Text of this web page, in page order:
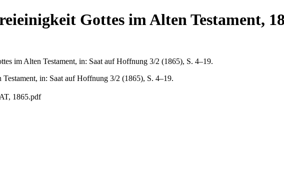
Gottes im Alten Testament,
im Alten Testament, in: Saat auf Hoffnung 3/2 (1865), S. 4–19.
in: Saat auf Hoffnung 3/2 (1865), S. 4–19.
1865.pdf